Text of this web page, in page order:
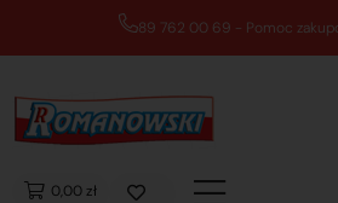
89 762 00 69 - Pomoc
0,00 zł